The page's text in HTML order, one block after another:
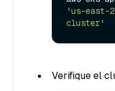
'us-east-
cluster'
Verifique el